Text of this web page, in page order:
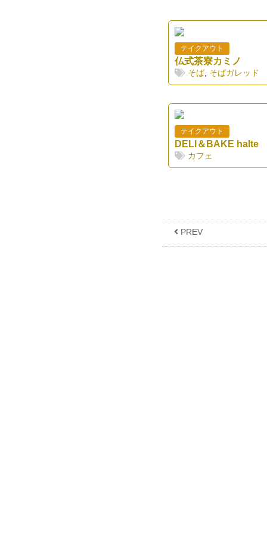
テイクアウト
仏式茶寮カミノ
そば, そばガレッド
テイクアウト
DELI＆BAKE halte
カフェ
PREV